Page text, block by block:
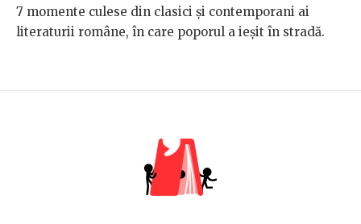
7 momente culese din clasici și contemporani ai
literaturii române, în care poporul a ieșit în stradă.